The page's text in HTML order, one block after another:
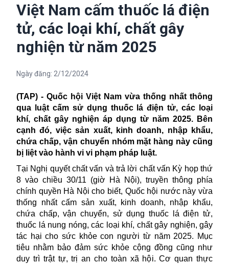
Việt Nam cấm thuốc lá điện
tử, các loại khí, chất gây
nghiện từ năm 2025
Ngày đăng: 2/12/2024
(TAP) - Quốc hội Việt Nam vừa thống nhất thông
qua luật cấm sử dụng thuốc lá điện tử, các loại
khí, chất gây nghiện áp dụng từ năm 2025. Bên
cạnh đó, việc sản xuất, kinh doanh, nhập khẩu,
chứa chấp, vận chuyển nhóm mặt hàng này cũng
bị liệt vào hành vi vi phạm pháp luật.
Tại Nghị quyết chất vấn và trả lời chất vấn Kỳ họp thứ
8 vào chiều 30/11 (giờ Hà Nội), truyền thông phía
chính quyền Hà Nội cho biết, Quốc hội nước này vừa
thống nhất cấm sản xuất, kinh doanh, nhập khẩu,
chứa chấp, vận chuyển, sử dụng thuốc lá điện tử,
thuốc lá nung nóng, các loại khí, chất gây nghiện, gây
tác hại cho sức khỏe con người từ năm 2025. Mục
tiêu nhằm bảo đảm sức khỏe cộng đồng cũng như
duy trì trật tự, trị an cho toàn xã hội. Cơ quan thực